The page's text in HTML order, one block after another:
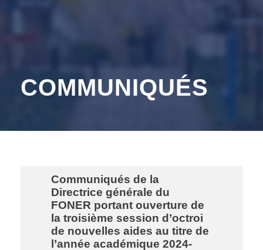
COMMUNIQUÉS
Communiqués de la
Directrice générale du
FONER portant ouverture de
la troisième session d’octroi
de nouvelles aides au titre de
l’année académique 2024-